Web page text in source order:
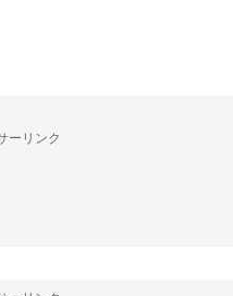
ーリンク